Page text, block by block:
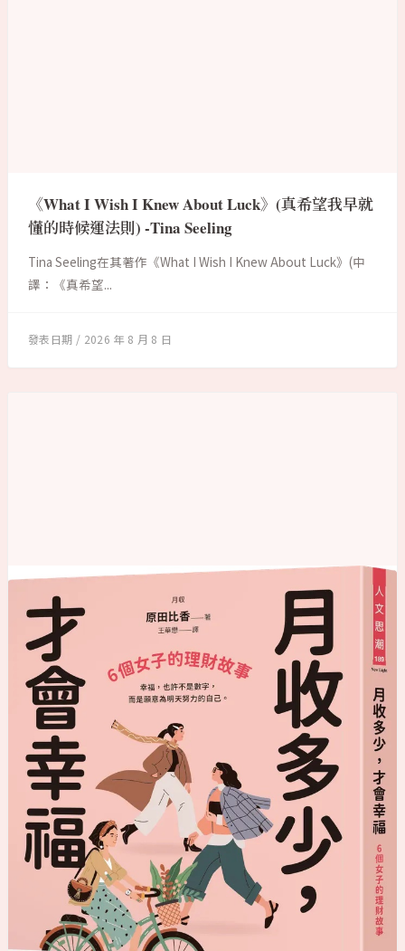
《What I Wish I Knew About Luck》(真希望我早就
懂的時候運法則) -Tina Seeling
Tina Seeling在其著作《What I Wish I Knew About Luck》(中
譯：《真希望...
2026 年 8 月 8 日